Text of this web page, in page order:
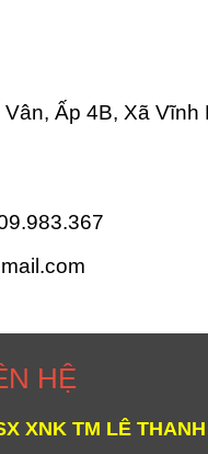
Ấp 4B, Xã
HỆ
XNK TM LÊ THANH